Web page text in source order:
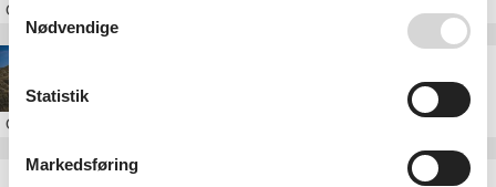
Om
Om
Nødvendige
Statistik
Markedsføring